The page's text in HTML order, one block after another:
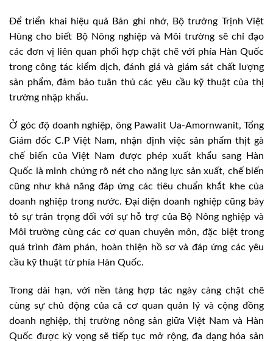
Để triển khai hiệu quả Bản ghi nhớ, Bộ trưởng Trịnh Việt
Hùng cho biết Bộ Nông nghiệp và Môi trường sẽ chỉ đạo
các đơn vị liên quan phối hợp chặt chẽ với phía Hàn Quốc
trong công tác kiểm dịch, đánh giá và giám sát chất lượng
sản phẩm, đảm bảo tuân thủ các yêu cầu kỹ thuật của thị
trường nhập khẩu.
Ở góc độ doanh nghiệp, ông Pawalit Ua-Amornwanit, Tổng
Giám đốc C.P Việt Nam, nhận định việc sản phẩm thịt gà
chế biến của Việt Nam được phép xuất khẩu sang Hàn
Quốc là minh chứng rõ nét cho năng lực sản xuất, chế biến
cũng như khả năng đáp ứng các tiêu chuẩn khắt khe của
doanh nghiệp trong nước. Đại diện doanh nghiệp cũng bày
tỏ sự trân trọng đối với sự hỗ trợ của Bộ Nông nghiệp và
Môi trường cùng các cơ quan chuyên môn, đặc biệt trong
quá trình đàm phán, hoàn thiện hồ sơ và đáp ứng các yêu
cầu kỹ thuật từ phía Hàn Quốc.
Trong dài hạn, với nền tảng hợp tác ngày càng chặt chẽ
cùng sự chủ động của cả cơ quan quản lý và cộng đồng
doanh nghiệp, thị trường nông sản giữa Việt Nam và Hàn
Quốc được kỳ vọng sẽ tiếp tục mở rộng, đa dạng hóa sản